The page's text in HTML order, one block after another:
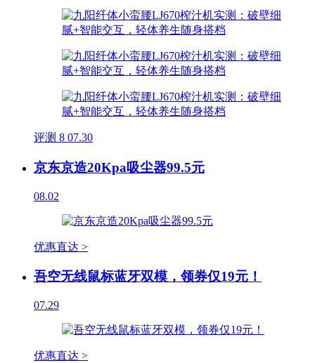
评测 8 07.30
京东京造20Kpa吸尘器99.5元
08.02
优惠直达 >
吾空无线鼠标蓝牙双模，领券仅19元！
07.29
优惠直达 >